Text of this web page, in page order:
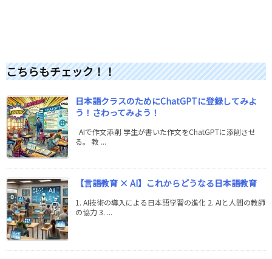
こちらもチェック！！
日本語クラスのためにChatGPTに登録してみよ
う！さわってみよう！
AIで作文添削 学生が書いた作文をChatGPTに添削させ
る。 教 ...
【言語教育 × AI】これからどうなる日本語教育
1. AI技術の導入による日本語学習の進化 2. AIと人間の教師
の協力 3. ...